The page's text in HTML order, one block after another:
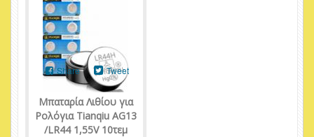
Μπαταρία Λιθίου για
Ρολόγια Tianqiu AG13
/LR44 1,55V 10τεμ
Share Tweet